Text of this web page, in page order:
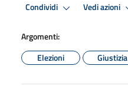
Condividi Vedi azioni
Argomenti:
Elezioni
Giustizia